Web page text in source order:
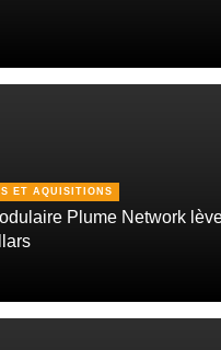
ET AQUISITIONS
Plume Network